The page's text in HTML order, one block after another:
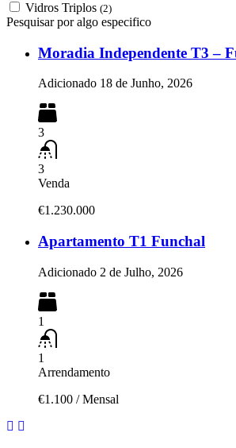
Vidros Triplos (2)
Pesquisar por algo especifico
Moradia Independente T3 –
Adicionado 18 de Junho, 2026
3
3
Venda
€1.230.000
Apartamento T1 Funchal
Adicionado 2 de Julho, 2026
1
1
Arrendamento
€1.100 / Mensal